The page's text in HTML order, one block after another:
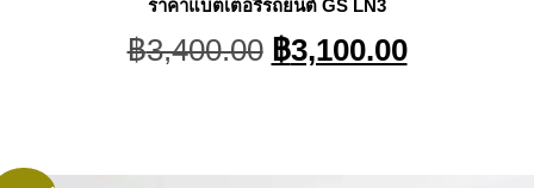
ราคาแบตเตอรี่รถยนต์ GS LN3
฿3,400.00 Original
price
฿3,100.00Current
price